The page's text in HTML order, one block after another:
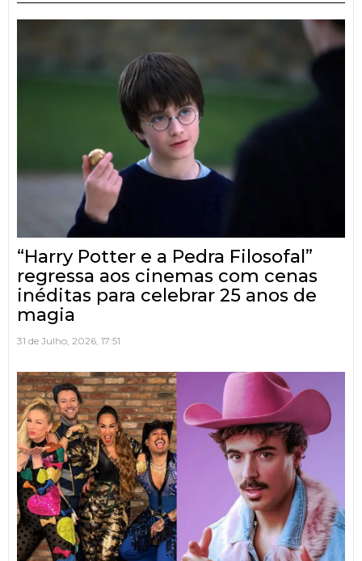
“Harry Potter e a Pedra Filosofal”
regressa aos cinemas com cenas
inéditas para celebrar 25 anos de
magia
31 de Julho, 2026, 17:51